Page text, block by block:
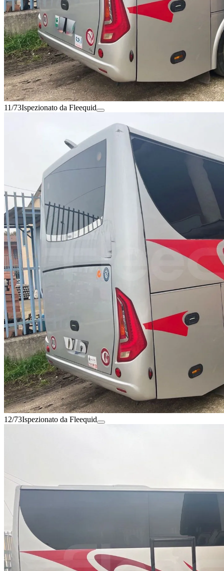
11/73Ispezionato da Fleequid
12/73Ispezionato da Fleequid